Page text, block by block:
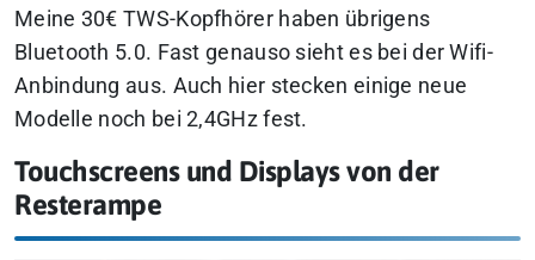
Meine 30€ TWS-Kopfhörer haben übrigens
Bluetooth 5.0. Fast genauso sieht es bei der Wifi-
Anbindung aus. Auch hier stecken einige neue
Modelle noch bei 2,4GHz fest.
Touchscreens und Displays von der
Resterampe